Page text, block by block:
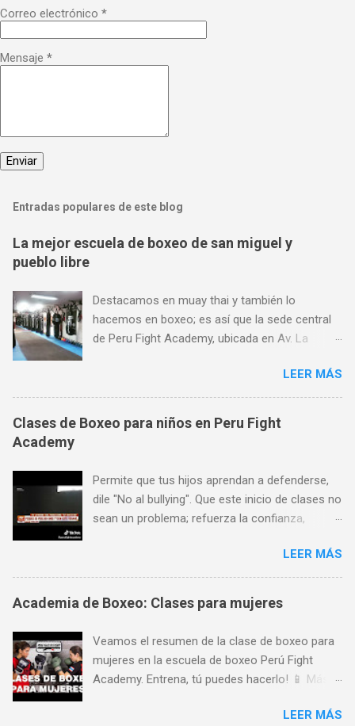
Correo electrónico *
Mensaje *
Entradas populares de este blog
La mejor escuela de boxeo de san miguel y
pueblo libre
Destacamos en muay thai y también lo
hacemos en boxeo; es así que la sede central
de Peru Fight Academy, ubicada en Av. La
lugar para aprender boxeo de San Miguel,
Pueblo Libre y Jesús María; y todo ello gracias
a su preferencia. Encuéntranos en Av. La
Marina 1368 (a pocas cuadras de Plaza San
a Viernes de 7 am a 11 pm, Sábados de 9 am a
8 pm y Domingos de 9 am a 1 pm. Más
informes: 944 672 901,
LEER MÁS
Clases de Boxeo para niños en Peru Fight
Academy
Permite que tus hijos aprendan a defenderse,
dile "No al bullying". Que este inicio de clases no
sean un problema; refuerza la confianza,
las artes marciales y deportes de contacto!
Encuéntranos en Av. La Marina 1368 (a pocas
cuadras de Plaza San Miguel). Aceptamos
todas las tarjetas de crédito. Horario de
Sábados de 9 am a 8 pm y Domingos de 9 am
a 1 pm. Más informes: 944 672 901,
PeruFightAcademy@gmail.com,
www.PeruFightAcademy.com 📱 Más informes
LEER MÁS
Academia de Boxeo: Clases para mujeres
Veamos el resumen de la clase de boxeo para
mujeres en la escuela de boxeo Perú Fight
Academy. Entrena, tú puedes hacerlo! 📱 Más
Academy Avenida La Marina 1368, Pueblo Libre
LEER MÁS